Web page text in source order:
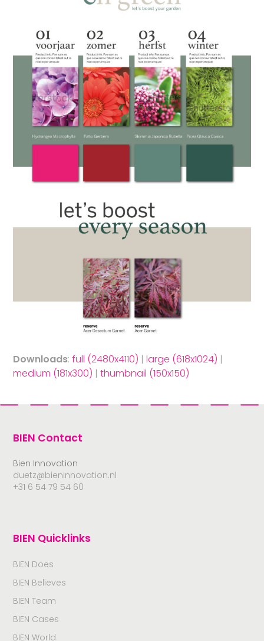
Downloads:full (2480x4110) |large (618x1024) |
medium (181x300) |thumbnail (150x150)
BIEN Contact
Bien Innovation
duetz@bieninnovation.nl
+31 6 54 79 54 60
BIEN Quicklinks
BIEN Does
BIEN Believes
BIEN Team
BIEN Cases
BIEN World